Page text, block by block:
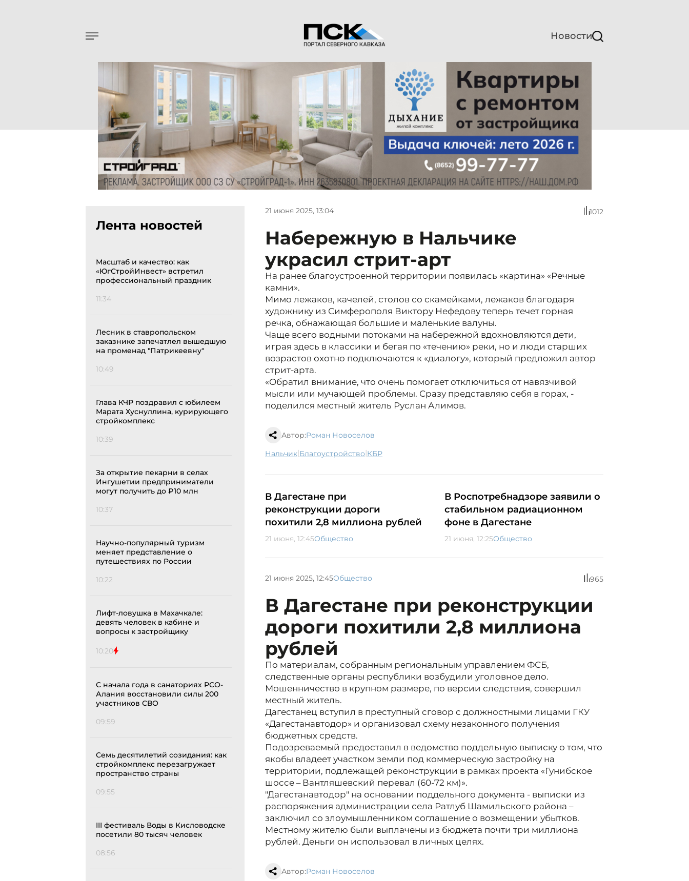
Новости
Лента новостей
Масштаб и качество: как
«ЮгСтройИнвест» встретил
профессиональный праздник
11:34
Лесник в ставропольском
заказнике запечатлел вышедшую
на променад "Патрикеевну"
10:49
Глава КЧР поздравил с юбилеем
Марата Хуснуллина, курирующего
стройкомплекс
10:39
За открытие пекарни в селах
Ингушетии предприниматели
могут получить до ₽10 млн
10:37
Научно-популярный туризм
меняет представление о
путешествиях по России
10:22
Лифт-ловушка в Махачкале:
девять человек в кабине и
вопросы к застройщику
10:20
С начала года в санаториях РСО-
Алания восстановили силы 200
участников СВО
09:59
Семь десятилетий созидания: как
стройкомплекс перезагружает
пространство страны
09:55
III фестиваль Воды в Кисловодске
посетили 80 тысяч человек
08:56
21 июня 2025, 13:04 1012
Набережную в Нальчике
украсил стрит-арт
На ранее благоустроенной территории появилась «картина» «Речные
камни».
Мимо лежаков, качелей, столов со скамейками, лежаков благодаря
художнику из Симферополя Виктору Нефедову теперь течет горная
речка, обнажающая большие и маленькие валуны.
Чаще всего водными потоками на набережной вдохновляются дети,
играя здесь в классики и бегая по «течению» реки, но и люди старших
возрастов охотно подключаются к «диалогу», который предложил автор
стрит-арта.
«Обратил внимание, что очень помогает отключиться от навязчивой
мысли или мучающей проблемы. Сразу представляю себя в горах, -
поделился местный житель Руслан Алимов.
Автор:Роман Новоселов
Нальчик| благоустройство| КБР
В Дагестане при
реконструкции дороги
похитили 2,8 миллиона рублей
21 июня, 12:45Общество
В Роспотребнадзоре заявили о
стабильном радиационном
фоне в Дагестане
21 июня, 12:25Общество
21 июня 2025, 12:45Общество 965
В Дагестане при реконструкции
дороги похитили 2,8 миллиона
рублей
По материалам, собранным региональным управлением ФСБ,
следственные органы республики возбудили уголовное дело.
Мошенничество в крупном размере, по версии следствия, совершил
местный житель.
Дагестанец вступил в преступный сговор с должностными лицами ГКУ
«Дагестанавтодор» и организовал схему незаконного получения
бюджетных средств.
Подозреваемый предоставил в ведомство поддельную выписку о том, что
якобы владеет участком земли под коммерческую застройку на
территории, подлежащей реконструкции в рамках проекта «Гунибское
шоссе – Вантляшевский перевал (60-72 км)».
"Дагестанавтодор" на основании поддельного документа - выписки из
распоряжения администрации села Ратлуб Шамильского района –
заключил со злоумышленником соглашение о возмещении убытков.
Местному жителю были выплачены из бюджета почти три миллиона
рублей. Деньги он использовал в личных целях.
Автор:Роман Новоселов